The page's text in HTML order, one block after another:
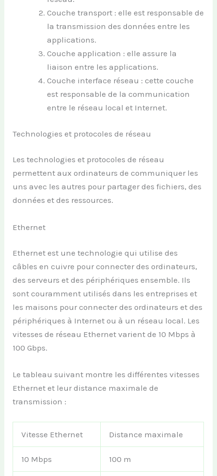
Couche transport : elle est responsable de
la transmission des données entre les
applications.
Couche application : elle assure la
liaison entre les applications.
Couche interface réseau : cette couche
est responsable de la communication
entre le réseau local et Internet.
Technologies et protocoles de réseau
Les technologies et protocoles de réseau
permettent aux ordinateurs de communiquer les
uns avec les autres pour partager des fichiers, des
données et des ressources.
Ethernet
Ethernet est une technologie qui utilise des
câbles en cuivre pour connecter des ordinateurs,
des serveurs et des périphériques ensemble. Ils
sont couramment utilisés dans les entreprises et
les maisons pour connecter des ordinateurs et des
périphériques à Internet ou à un réseau local. Les
vitesses de réseau Ethernet varient de 10 Mbps à
100 Gbps.
Le tableau suivant montre les différentes vitesses
Ethernet et leur distance maximale de
transmission :
Vitesse Ethernet Distance maximale
10 Mbps 100 m